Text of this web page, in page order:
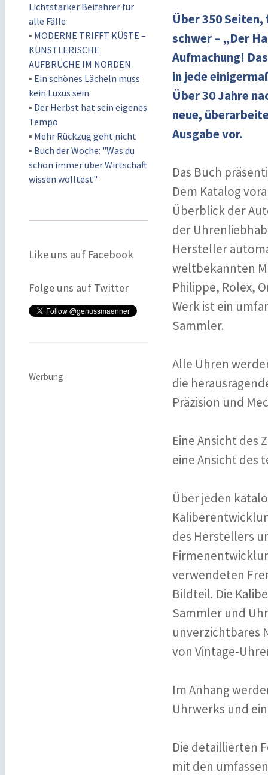
Lichtstarker Beifahrer für
alle Fälle
▪ MODERNE TRIFFT KÜSTE –
KÜNSTLERISCHE
AUFBRÜCHE IM NORDEN
▪ Ein schönes Lächeln muss
kein Luxus sein
▪ Der Herbst hat sein eigenes
Tempo
▪ Mehr Rückzug geht nicht
▪ Buch der Woche: "Was du
schon immer über Wirtschaft
wissen wolltest"
Like uns auf Facebook
Folge uns auf Twitter
Werbung
Über 350
schwer – „Der
Aufmachung!
in jede
Über 30 Jahre
neue,
Ausgabe vor.
Das Buch
Dem Katalog
Überblick der
der
Hersteller
weltbekannten
Philippe, Rolex,
Werk ist ein
Sammler.
Alle Uhren
die
Präzision und
Eine Ansicht
eine Ansicht des
Über jeden
des Herstellers
verwendeten
Bildteil. Die
Sammler und
unverzichtbares
von Vintage-
Im Anhang
Uhrwerks und
Die detaillierten
mit den